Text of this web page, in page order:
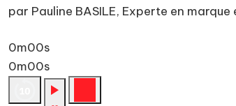
par Pauline BASILE, Experte en
0m00s
0m00s